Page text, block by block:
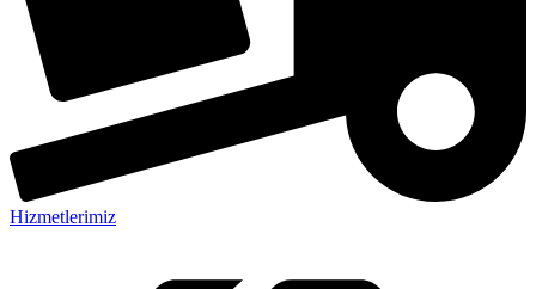
Hizmetlerimiz